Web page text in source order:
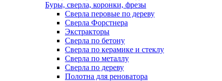
Буры, сверла, коронки, фрезы
Сверла перовые по дереву
Сверла Форстнера
Экстракторы
Сверла по бетону
Сверла по керамике и стеклу
Сверла по металлу
Сверла по дереву
Полотна для реноватора